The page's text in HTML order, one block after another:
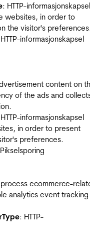
: HTTP-informasjonskapsel
websites, in order to
the visitor's
informasjonskapsel
content on
of the ads and
informasjonskapsel
in order to present
preferences.
ecommerce-
analytics event tracking
Type: HTTP-